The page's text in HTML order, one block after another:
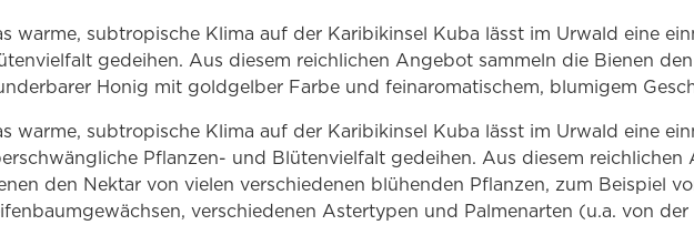
warme, subtropische Klima auf der Karibikinsel Kuba lässt im Urwald eine
gedeihen. Aus diesem reichlichen Angebot sammeln die Bienen
Honig mit goldgelber Farbe und feinaromatischem, blumigem
warme, subtropische Klima auf der Karibikinsel Kuba lässt im Urwald eine
Pflanzen- und Blütenvielfalt gedeihen. Aus diesem reichlichen
den Nektar von vielen verschiedenen blühenden Pflanzen, zum Beispiel
verschiedenen Astertypen und Palmenarten (u.a. von der